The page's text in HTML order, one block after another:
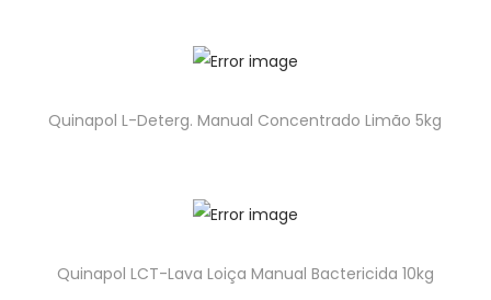
Quinapol L-Deterg. Manual Concentrado Limão 5kg
Quinapol LCT-Lava Loiça Manual Bactericida 10kg